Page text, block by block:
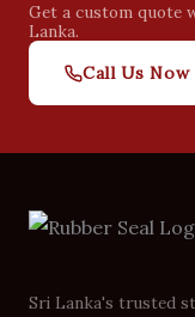
Get a custom quote
Lanka.
Call Us Now
Sri Lanka's trusted